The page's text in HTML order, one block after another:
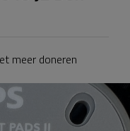
meer doneren